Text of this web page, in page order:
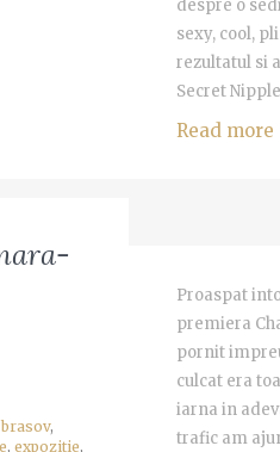
MORE
Israel: Tel
Vacanta in
Bulgaria
despre o
sexy, cool,
rezultatul si
Secret
Read
brasov,
, expozitie,
Proaspat
premiera
pornit
culcat era
iarna in
trafic am